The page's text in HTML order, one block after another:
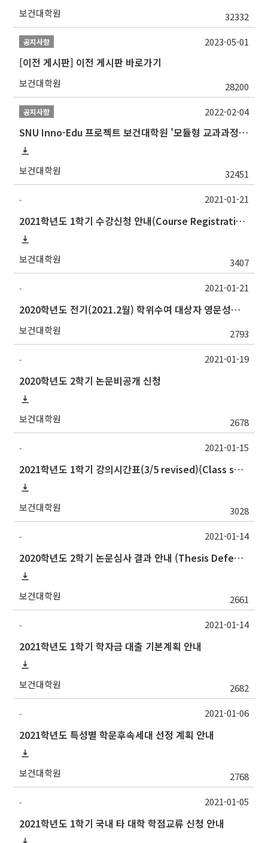
보건대학원 32332
공지사항
[이전 게시판] 이전 게시판 바로가기
보건대학원 28200
2023-05-01
공지사항
SNU Inno-Edu 프로젝트 보건대학원 '모듈형 교과과정' 안내(revised 2022/2/28)
보건대학원 32451
2022-02-04
-
2021학년도 1학기 수강신청 안내(Course Registration for 2021 Spring semester)
보건대학원 3407
2021-01-21
-
2020학년도 전기(2021.2월) 학위수여 대상자 영문성명 확인 안내
보건대학원 2793
2021-01-21
-
2020학년도 2학기 논문비공개 신청
보건대학원 2678
2021-01-19
-
2021학년도 1학기 강의시간표(3/5 revised)(Class schedule, 2021 Spring semester)
보건대학원 3028
2021-01-15
-
2020학년도 2학기 논문심사 결과 안내 (Thesis Defense Result)
보건대학원 2661
2021-01-14
-
2021학년도 1학기 학자금 대출 기본계획 안내
보건대학원 2682
2021-01-14
-
2021학년도 특성별 학문후속세대 선정 계획 안내
보건대학원 2768
2021-01-06
-
2021학년도 1학기 국내 타 대학 학점교류 신청 안내
2021-01-05